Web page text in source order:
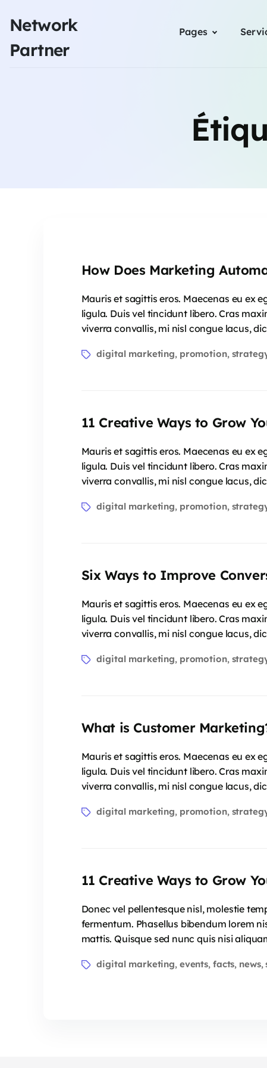
Network
Partner
Pages
How Does Marketing
Mauris et sagittis eros. Maecenas eu ex
ligula. Duis vel tincidunt libero. Cras
viverra convallis, mi nisl congue lacus,
digital marketing, promotion,
11 Creative Ways to Grow
Mauris et sagittis eros. Maecenas eu ex
ligula. Duis vel tincidunt libero. Cras
viverra convallis, mi nisl congue lacus,
digital marketing, promotion,
Six Ways to Improve
Mauris et sagittis eros. Maecenas eu ex
ligula. Duis vel tincidunt libero. Cras
viverra convallis, mi nisl congue lacus,
digital marketing, promotion,
What is Customer
Mauris et sagittis eros. Maecenas eu ex
ligula. Duis vel tincidunt libero. Cras
viverra convallis, mi nisl congue lacus,
digital marketing, promotion,
11 Creative Ways to Grow
Donec vel pellentesque nisl, molestie
fermentum. Phasellus bibendum lorem
mattis. Quisque sed nunc quis nisi
digital marketing, events, facts, news,